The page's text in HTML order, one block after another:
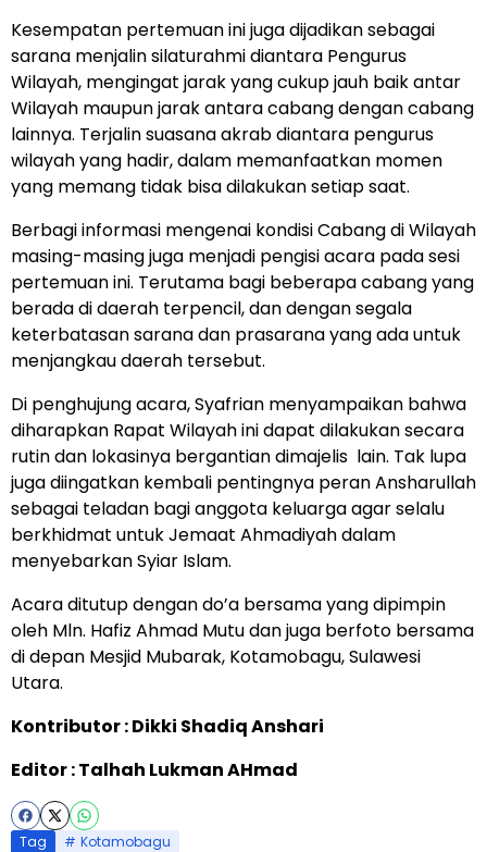
Kesempatan pertemuan ini juga dijadikan sebagai
sarana menjalin silaturahmi diantara Pengurus
Wilayah, mengingat jarak yang cukup jauh baik antar
Wilayah maupun jarak antara cabang dengan cabang
lainnya. Terjalin suasana akrab diantara pengurus
wilayah yang hadir, dalam memanfaatkan momen
yang memang tidak bisa dilakukan setiap saat.
Berbagi informasi mengenai kondisi Cabang di Wilayah
masing-masing juga menjadi pengisi acara pada sesi
pertemuan ini. Terutama bagi beberapa cabang yang
berada di daerah terpencil, dan dengan segala
keterbatasan sarana dan prasarana yang ada untuk
menjangkau daerah tersebut.
Di penghujung acara, Syafrian menyampaikan bahwa
diharapkan Rapat Wilayah ini dapat dilakukan secara
rutin dan lokasinya bergantian dimajelis lain. Tak lupa
juga diingatkan kembali pentingnya peran Ansharullah
sebagai teladan bagi anggota keluarga agar selalu
berkhidmat untuk Jemaat Ahmadiyah dalam
menyebarkan Syiar Islam.
Acara ditutup dengan do’a bersama yang dipimpin
oleh Mln. Hafiz Ahmad Mutu dan juga berfoto bersama
di depan Mesjid Mubarak, Kotamobagu, Sulawesi
Utara.
Kontributor : Dikki Shadiq Anshari
Editor : Talhah Lukman AHmad
Tag Kotamobagu